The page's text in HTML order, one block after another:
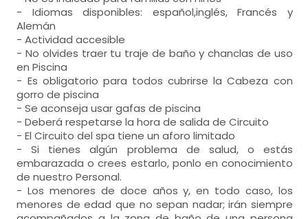
- Idiomas disponibles: español,inglés, Francés y
Alemán
- Actividad accesible
- No olvides traer tu traje de baño y chanclas de uso
en Piscina
- Es obligatorio para todos cubrirse la Cabeza con
gorro de piscina
- Se aconseja usar gafas de piscina
- Deberá respetarse la hora de salida de Circuito
- El Circuito del spa tiene un aforo limitado
- Si tienes algún problema de salud, o estás
embarazada o crees estarlo, ponlo en conocimiento
de nuestro Personal.
- Los menores de doce años y, en todo caso, los
menores de edad que no sepan nadar; irán siempre